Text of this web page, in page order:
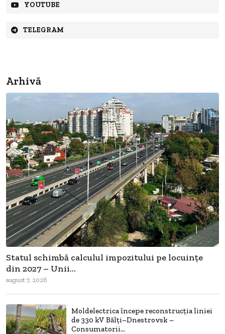
YOUTUBE
TELEGRAM
Arhivă
Statul schimbă calculul impozitului pe locuințe
din 2027 – Unii...
august 7, 2026
Moldelectrica începe reconstrucția liniei
de 330 kV Bălți–Dnestrovsk –
Consumatorii...